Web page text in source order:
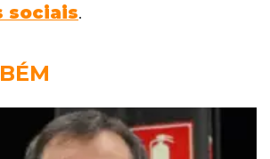
sociais.